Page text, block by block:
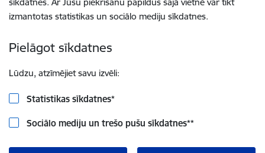
izmantotas statistikas un sociālo mediju sīkdatnes.
Pielāgot sīkdatnes
Lūdzu, atzīmējiet savu izvēli:
Statistikas sīkdatnes*
Sociālo mediju un trešo pušu sīkdatnes**